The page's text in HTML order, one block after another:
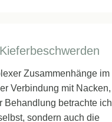
Zusammenhänge im
Verbindung mit Nacken,
Behandlung betrachte ich
sondern auch die